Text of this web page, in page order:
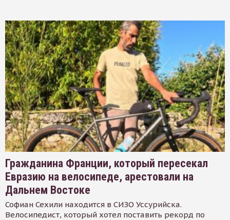
Гражданина Франции, который пересекал
Евразию на велосипеде, арестовали на
Дальнем Востоке
Софиан Сехили находится в СИЗО Уссурийска.
Велосипедист, который хотел поставить рекорд по